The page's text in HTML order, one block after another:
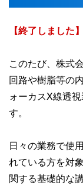
【終了しました】
このたび、株式
回路や樹脂等の
ォーカスX線透
す。
日々の業務で使
れている方を対
関する基礎的な